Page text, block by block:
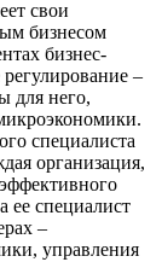
свои
бизнесом
бизнес-
–
для него,
специалиста
организация,
ее специалист
–
управления